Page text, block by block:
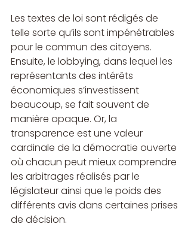
Les textes de loi sont rédigés de
telle sorte qu’ils sont impénétrables
pour le commun des citoyens.
Ensuite, le lobbying, dans lequel les
représentants des intérêts
économiques s’investissent
beaucoup, se fait souvent de
manière opaque. Or, la
transparence est une valeur
cardinale de la démocratie ouverte
où chacun peut mieux comprendre
les arbitrages réalisés par le
législateur ainsi que le poids des
différents avis dans certaines prises
de décision.